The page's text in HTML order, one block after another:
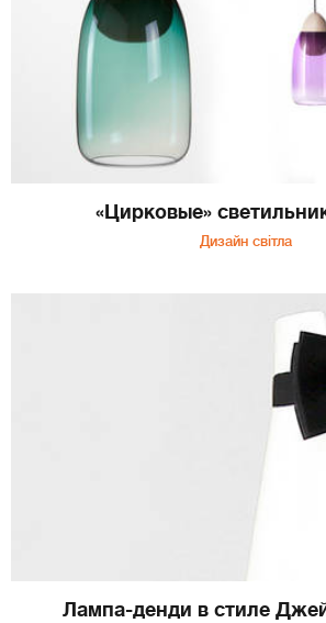
«Цирковые»
Дизайн світла
Лампа-денди в стиле